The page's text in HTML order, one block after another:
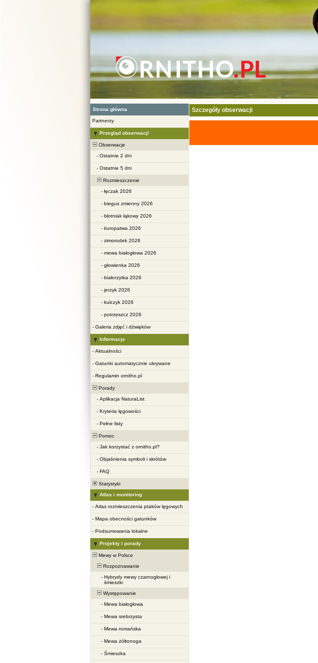
Strona główna
Partnerzy
Przegląd obserwacji
Obserwacje
- Ostatnie 2 dni
- Ostatnie 5 dni
Rozmieszczenie
- łęczak 2026
- biegus zmienny 2026
- błotniak łąkowy 2026
- kuropatwa 2026
- zimorodek 2026
- mewa białogłowa 2026
- głowienka 2026
- białorzytka 2026
- jerzyk 2026
- kulczyk 2026
- potrzeszcz 2026
- Galeria zdjęć i dźwięków
Informacje
- Aktualności
- Gatunki automatycznie ukrywane
- Regulamin ornitho.pl
Porady
- Aplikacja NaturaList
- Kryteria lęgowości
- Pełne listy
Pomoc
- Jak korzystać z ornitho.pl?
- Objaśnienia symboli i skrótów
- FAQ
Statystyki
Atlas i monitoring
- Atlas rozmieszczenia ptaków lęgowych
- Mapa obecności gatunków
- Podsumowania lokalne
Projekty i porady
Mewy w Polsce
Rozpoznawanie
- Hybrydy mewy czarnogłowej i
śmieszki
Występowanie
- Mewa białogłowa
- Mewa srebrzysta
- Mewa romańska
- Mewa żółtonoga
- Śmieszka
Szczegóły obserwacji